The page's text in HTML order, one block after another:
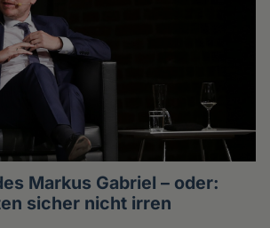
Markus Gabriel – oder:
sicher nicht irren